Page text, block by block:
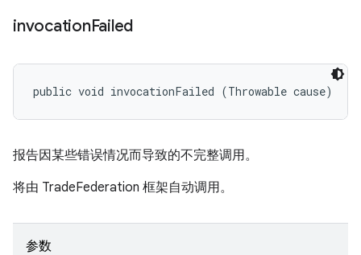
invocationFailed
public void invocationFailed (Throwable cause)
报告因某些错误情况而导致的不完整调用。
将由 TradeFederation 框架自动调用。
参数